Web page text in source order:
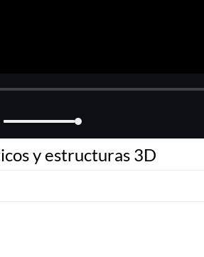
y estructuras 3D